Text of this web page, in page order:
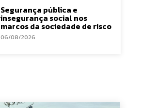
Segurança pública e
insegurança social nos
marcos da sociedade de risco
06/08/2026